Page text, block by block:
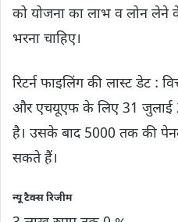
को योजना का लाभ व लोन लेने
भरना चाहिए।
रिटर्न फाइलिंग की लास्ट डेट :
और एचयूएफ के लिए 31 जुलाई
है। उसके बाद 5000 तक की
सकते हैं।
न्यू टैक्स रिजीम